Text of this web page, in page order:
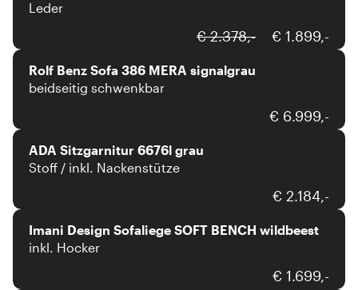
Leder
€ 2.378,- € 1.899,-
Rolf Benz
Rolf Benz Sofa 386 MERA signalgrau
beidseitig schwenkbar
€ 6.999,-
ADA Mindful Living
ADA Sitzgarnitur 6676l grau
Stoff / inkl. Nackenstütze
€ 2.184,-
Imani Design
Imani Design Sofaliege SOFT BENCH wildbeest
inkl. Hocker
€ 1.699,-
Rolf Benz